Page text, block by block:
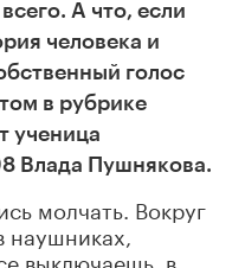
А что, если
человека и
голос
в рубрике
ученица
Влада Пушнякова.
молчать. Вокруг
наушниках,
выключаешь, в